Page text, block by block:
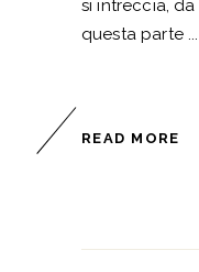
si intreccia,
questa parte
READ MORE